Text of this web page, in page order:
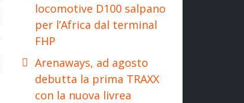
locomotive D100 salpano
per l’Africa dal terminal
FHP
Arenaways, ad agosto
debutta la prima TRAXX
con la nuova livrea